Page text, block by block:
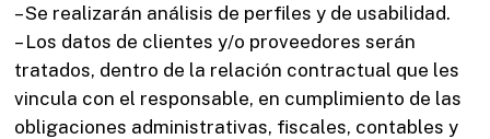
– Se realizarán análisis de perfiles y de usabilidad.
– Los datos de clientes y/o proveedores serán
tratados, dentro de la relación contractual que les
vincula con el responsable, en cumplimiento de las
obligaciones administrativas, fiscales, contables y